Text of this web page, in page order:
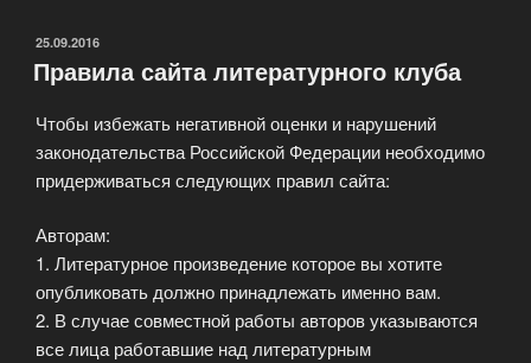
ОПУБЛИКОВАНО
25.09.2016
Правила сайта литературного клуба
Чтобы избежать негативной оценки и нарушений
законодательства Российской Федерации необходимо
придерживаться следующих правил сайта:
Авторам:
1. Литературное произведение которое вы хотите
опубликовать должно принадлежать именно вам.
2. В случае совместной работы авторов указываются
все лица работавшие над литературным